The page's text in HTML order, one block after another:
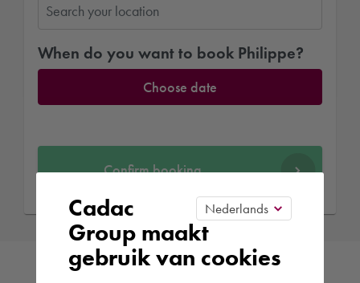
When do you want to book Philippe?
Choose date
Confirm booking
Cadac
Group maakt
gebruik van cookies